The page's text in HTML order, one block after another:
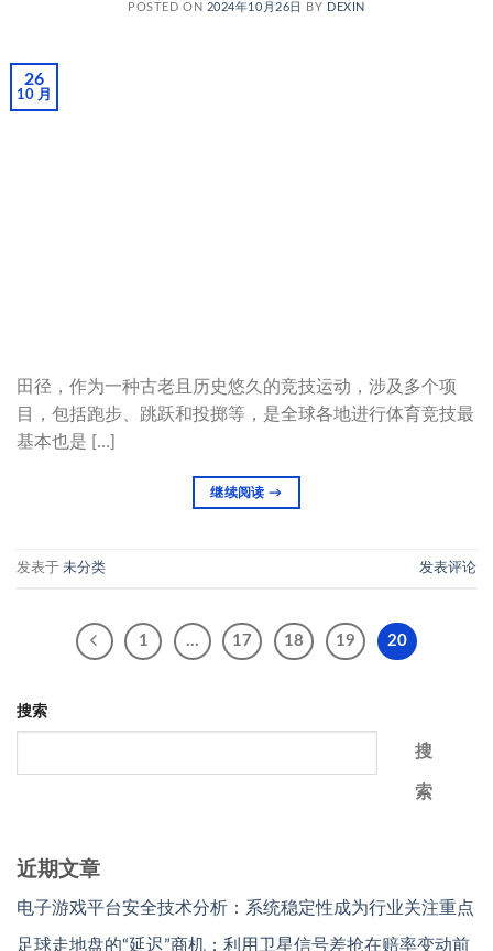
POSTED ON 2024年10月26日 BY DEXIN
26
10 月
田径，作为一种古老且历史悠久的竞技运动，涉及多个项
目，包括跑步、跳跃和投掷等，是全球各地进行体育竞技最
基本也是 […]
继续阅读→
发表于 未分类 发表评论
1 … 17 18 19 20
搜索
搜
索
近期文章
电子游戏平台安全技术分析：系统稳定性成为行业关注重点
足球走地盘的“延迟”商机：利用卫星信号差抢在赔率变动前